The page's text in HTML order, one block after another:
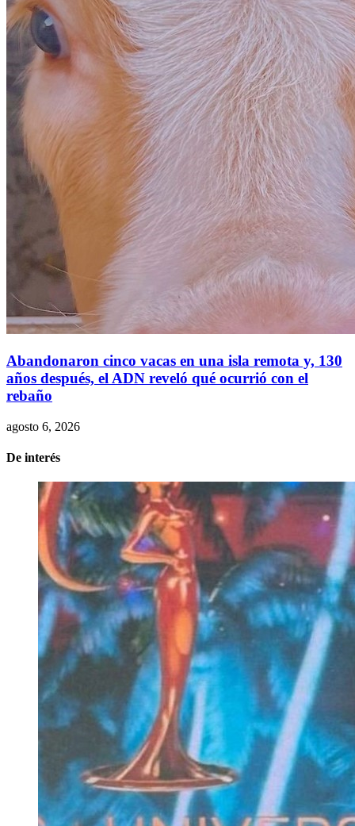
Abandonaron cinco vacas en una isla remota y, 130
años después, el ADN reveló qué ocurrió con el
rebaño
agosto 6, 2026
De interés